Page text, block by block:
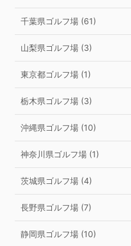
千葉県ゴルフ場 (61)
山梨県ゴルフ場 (3)
東京都ゴルフ場 (1)
栃木県ゴルフ場 (3)
沖縄県ゴルフ場 (10)
神奈川県ゴルフ場 (1)
茨城県ゴルフ場 (4)
長野県ゴルフ場 (7)
静岡県ゴルフ場 (10)